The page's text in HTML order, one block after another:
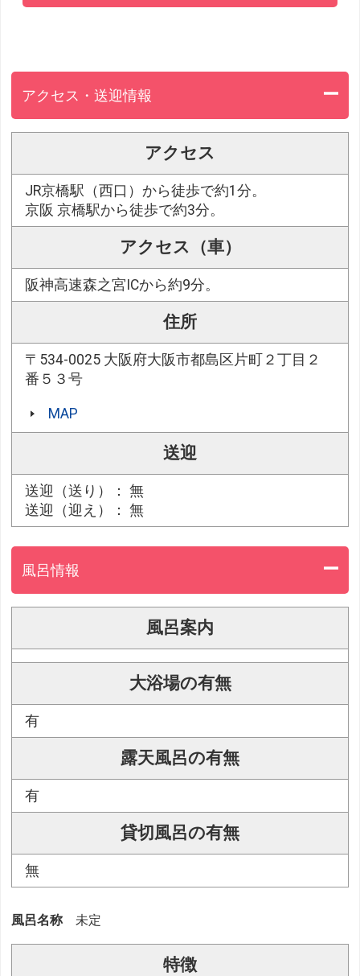
アクセス・送迎情報
アクセス
JR京橋駅（西口）から徒歩で約1分。
京阪 京橋駅から徒歩で約3分。
アクセス（車）
阪神高速森之宮ICから約9分。
住所
〒534-0025 大阪府大阪市都島区片町２丁目２
番５３号
MAP
送迎
送迎（送り）： 無
送迎（迎え）： 無
風呂情報
風呂案内
大浴場の有無
有
露天風呂の有無
有
貸切風呂の有無
無
風呂名称 未定
特徴